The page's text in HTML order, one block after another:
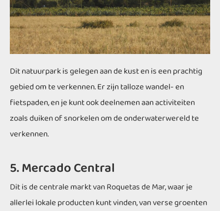
Dit natuurpark is gelegen aan de kust en is een prachtig
gebied om te verkennen. Er zijn talloze wandel- en
fietspaden, en je kunt ook deelnemen aan activiteiten
zoals duiken of snorkelen om de onderwaterwereld te
verkennen.
5. Mercado Central
Dit is de centrale markt van Roquetas de Mar, waar je
allerlei lokale producten kunt vinden, van verse groenten